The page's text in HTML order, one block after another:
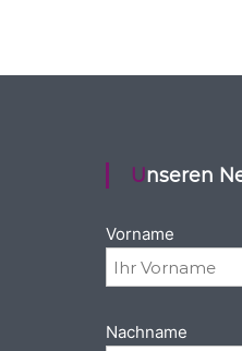
Unseren
Vorname
Nachname